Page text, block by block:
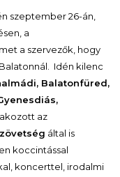
szeptember 26-án,
a
a szervezők, hogy
Idén kilenc
Balatonfüred,
az
által is
koccintással
koncerttel, irodalmi